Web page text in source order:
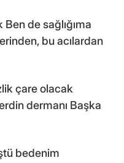
de sağlığıma
bu acılardan
çare olacak
dermanı Başka
bedenim